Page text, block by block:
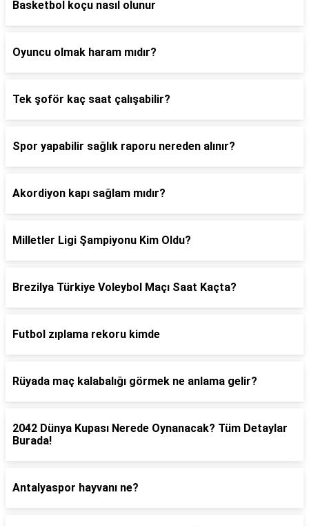
Basketbol koçu nasıl olunur
Oyuncu olmak haram mıdır?
Tek şoför kaç saat çalışabilir?
Spor yapabilir sağlık raporu nereden alınır?
Akordiyon kapı sağlam mıdır?
Milletler Ligi Şampiyonu Kim Oldu?
Brezilya Türkiye Voleybol Maçı Saat Kaçta?
Futbol zıplama rekoru kimde
Rüyada maç kalabalığı görmek ne anlama gelir?
2042 Dünya Kupası Nerede Oynanacak? Tüm Detaylar
Burada!
Antalyaspor hayvanı ne?